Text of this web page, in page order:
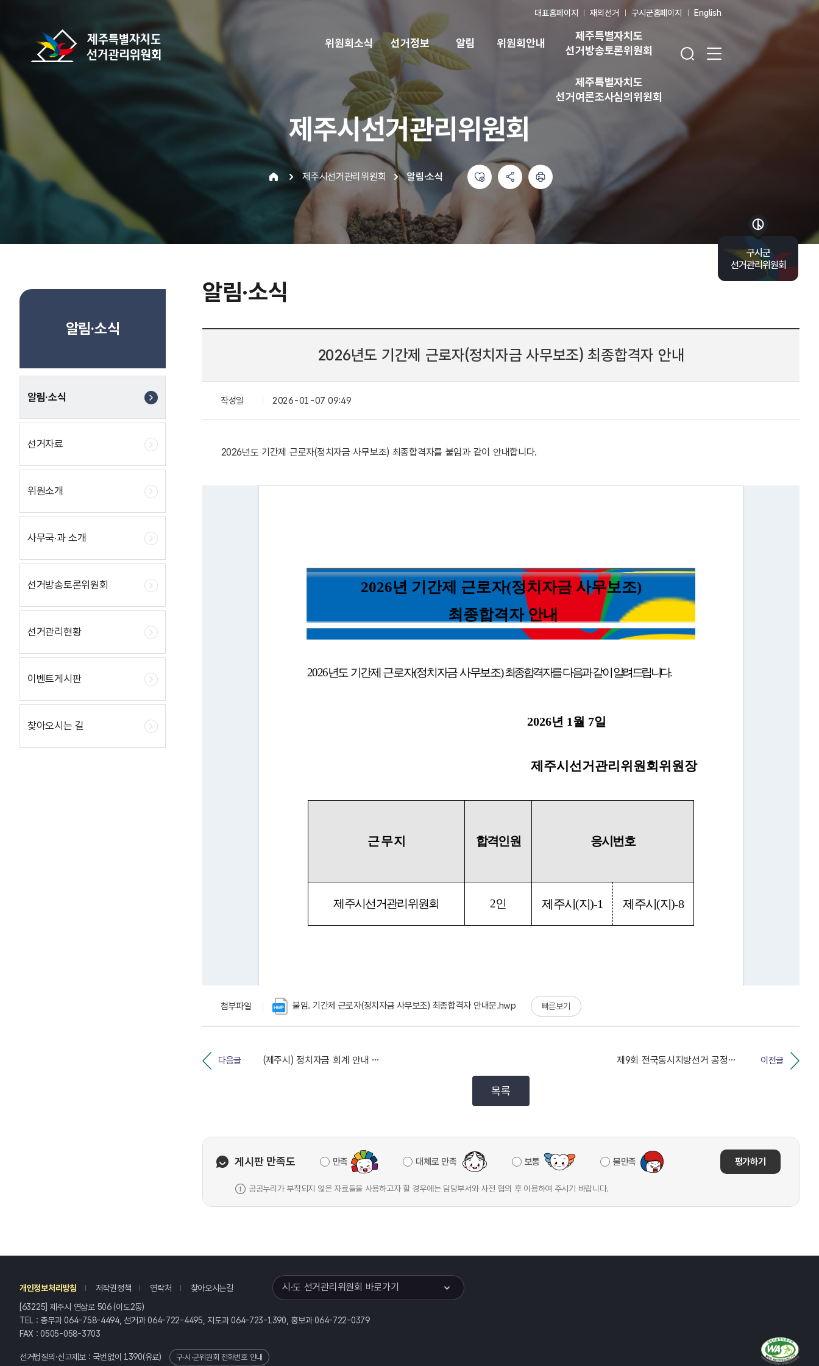
대표홈페이지 재외선거 구시군홈페이지 English
위원회소식 선거정보 알림 위원회안내
제주특별자치도
선거방송토론위원회
제주특별자치도
선거여론조사심의위원회
제주시선거관리위원회
제주시선거관리위원회 알림·소식
알림·소식
알림·소식
선거자료
위원소개
사무국·과 소개
선거방송토론위원회
선거관리현황
이벤트게시판
찾아오시는 길
알림·소식
2026년도 기간제 근로자(정치자금 사무보조) 최종합격자 안내
작성일 2026-01-07 09:49
2026년도 기간제 근로자(정치자금 사무보조) 최종합격자를 붙임과 같이 안내합니다.
첨부파일 붙임. 기간제 근로자(정치자금 사무보조) 최종합격자 안내문.hwp 빠른보기
다음글 (제주시) 정치자금 회계 안내 요원 채용 공고 이전글
제9회 전국동시지방선거 공정선거지원단 모집 결과 안내
목록
게시판 만족도 만족 대체로 만족 보통 불만족 평가하기
공공누리가 부착되지 않은 자료들을 사용하고자 할 경우에는 담당부서와 사전 협의 후 이용하여 주시기 바랍니다.
구시군
선거관리위원회
바로가기 목록 열기
개인정보처리방침 저작권정책 연락처 찾아오시는길 시·도 선거관리위원회 바로가기
[63225] 제주시 연삼로 506 (이도2동)
TEL : 총무과 064-758-4494, 선거과 064-722-4495, 지도과 064-723-1390, 홍보과 064-722-0379
FAX : 0505-058-3703
선거법질의·신고제보 : 국번없이 1390(유료) 구·시·군위원회 전화번호 안내